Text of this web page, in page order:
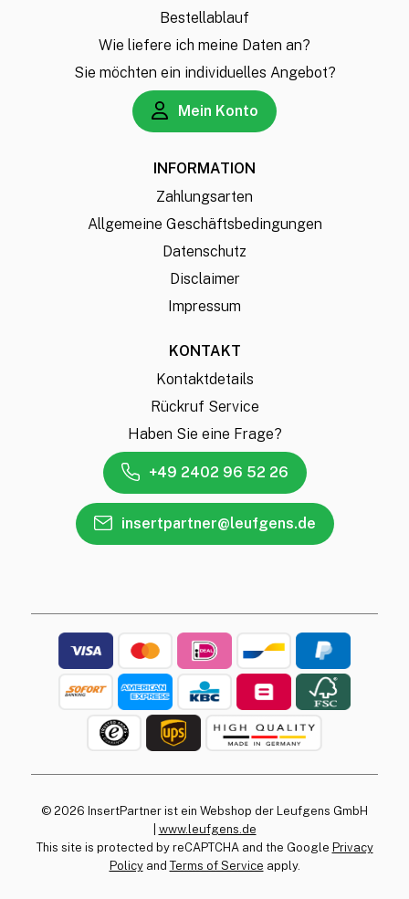
Bestellablauf
Wie liefere ich meine Daten an?
Sie möchten ein individuelles Angebot?
Mein Konto
INFORMATION
Zahlungsarten
Allgemeine Geschäftsbedingungen
Datenschutz
Disclaimer
Impressum
KONTAKT
Kontaktdetails
Rückruf Service
Haben Sie eine Frage?
+49 2402 96 52 26
insertpartner@leufgens.de
© 2026 InsertPartner ist ein Webshop der Leufgens GmbH
www.leufgens.de
This site is protected by reCAPTCHA and the Google Privacy
PolicyandTerms of Service apply.